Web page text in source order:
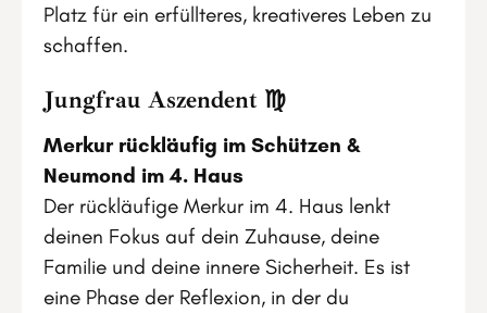
Platz für ein erfüllteres, kreativeres Leben zu
schaffen.
Jungfrau Aszendent ♍
Merkur rückläufig im Schützen &
Neumond im 4. Haus
Der rückläufige Merkur im 4. Haus lenkt
deinen Fokus auf dein Zuhause, deine
Familie und deine innere Sicherheit. Es ist
eine Phase der Reflexion, in der du